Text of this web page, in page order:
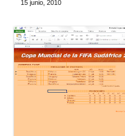
15 junio, 2010